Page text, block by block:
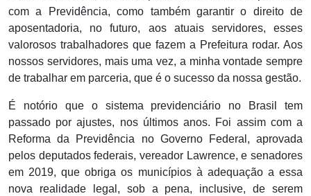
com a Previdência, como também garantir o direito de
aposentadoria, no futuro, aos atuais servidores, esses
valorosos trabalhadores que fazem a Prefeitura rodar. Aos
nossos servidores, mais uma vez, a minha vontade sempre
de trabalhar em parceria, que é o sucesso da nossa gestão.
É notório que o sistema previdenciário no Brasil tem
passado por ajustes, nos últimos anos. Foi assim com a
Reforma da Previdência no Governo Federal, aprovada
pelos deputados federais, vereador Lawrence, e senadores
em 2019, que obriga os municípios à adequação a essa
nova realidade legal, sob a pena, inclusive, de serem